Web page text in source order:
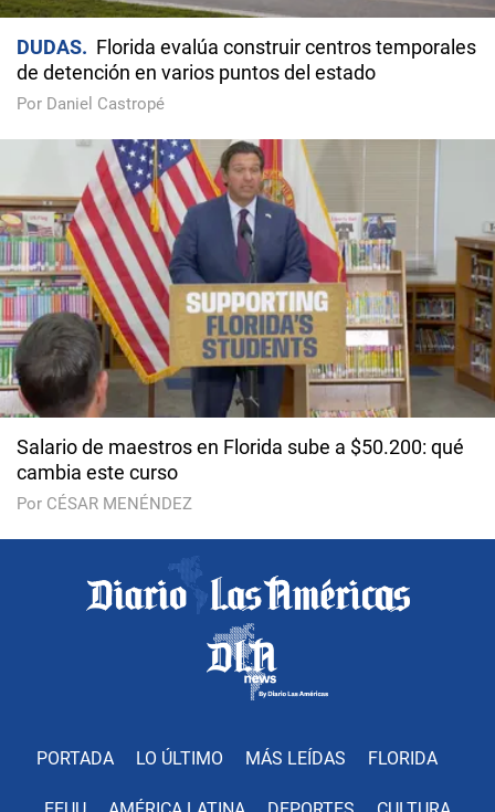
DUDAS
Florida evalúa construir centros temporales
de detención en varios puntos del estado
Por Daniel Castropé
Salario de maestros en Florida sube a $50.200: qué
cambia este curso
Por CÉSAR MENÉNDEZ
PORTADA LO ÚLTIMO MÁS LEÍDAS FLORIDA